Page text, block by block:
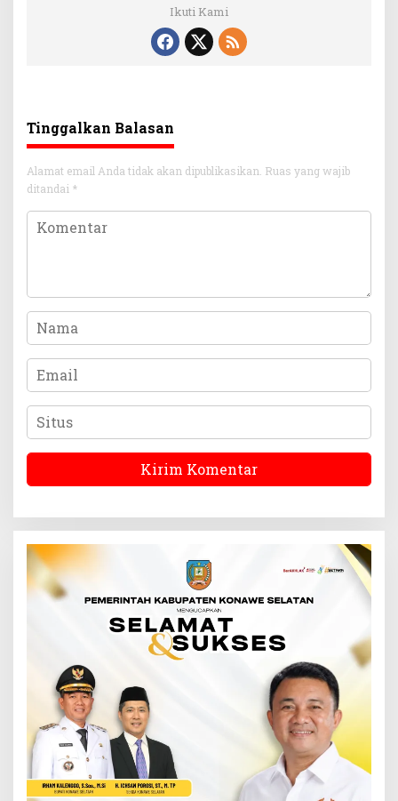
Ikuti Kami
Tinggalkan Balasan
Alamat email Anda tidak akan dipublikasikan. Ruas yang wajib
ditandai *